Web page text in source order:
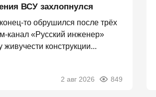
ВСУ захлопнулся
то обрушился после трёх
канал «Русский инженер»
живучести конструкции...
2 авг 2026 849